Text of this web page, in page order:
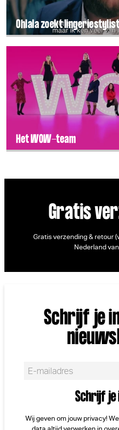
Ohlala zoekt
Het WOW-team
Gratis
Gratis verzending & retour
Nederland
Schrijf je
Wij geven om jouw privacy!
data altijd verwerken in